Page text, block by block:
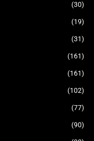
(30)
(19)
(31)
(161)
(161)
(102)
(77)
(90)